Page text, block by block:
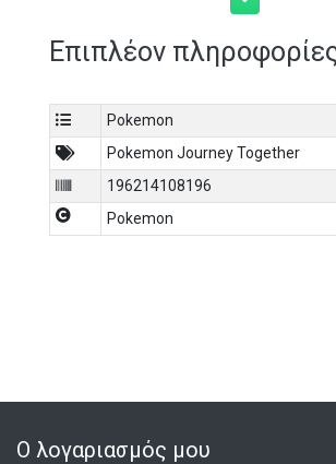
discover the unstoppable power of
Togetherexpansion!
Cards vary by pack.
Επιπλέον
Pokemon
Pokemon Journey Together
196214108196
Pokemon
Ο λογαριασμός μου